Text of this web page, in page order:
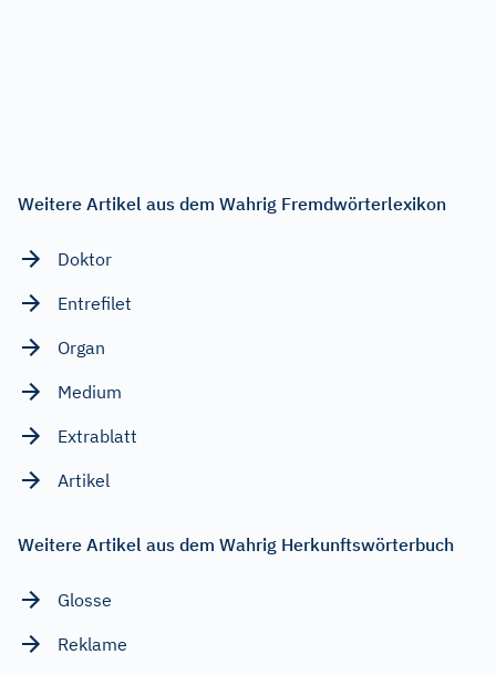
Weitere Artikel aus dem Wahrig Fremdwörterlexikon
Doktor
Entrefilet
Organ
Medium
Extrablatt
Artikel
Weitere Artikel aus dem Wahrig Herkunftswörterbuch
Glosse
Reklame